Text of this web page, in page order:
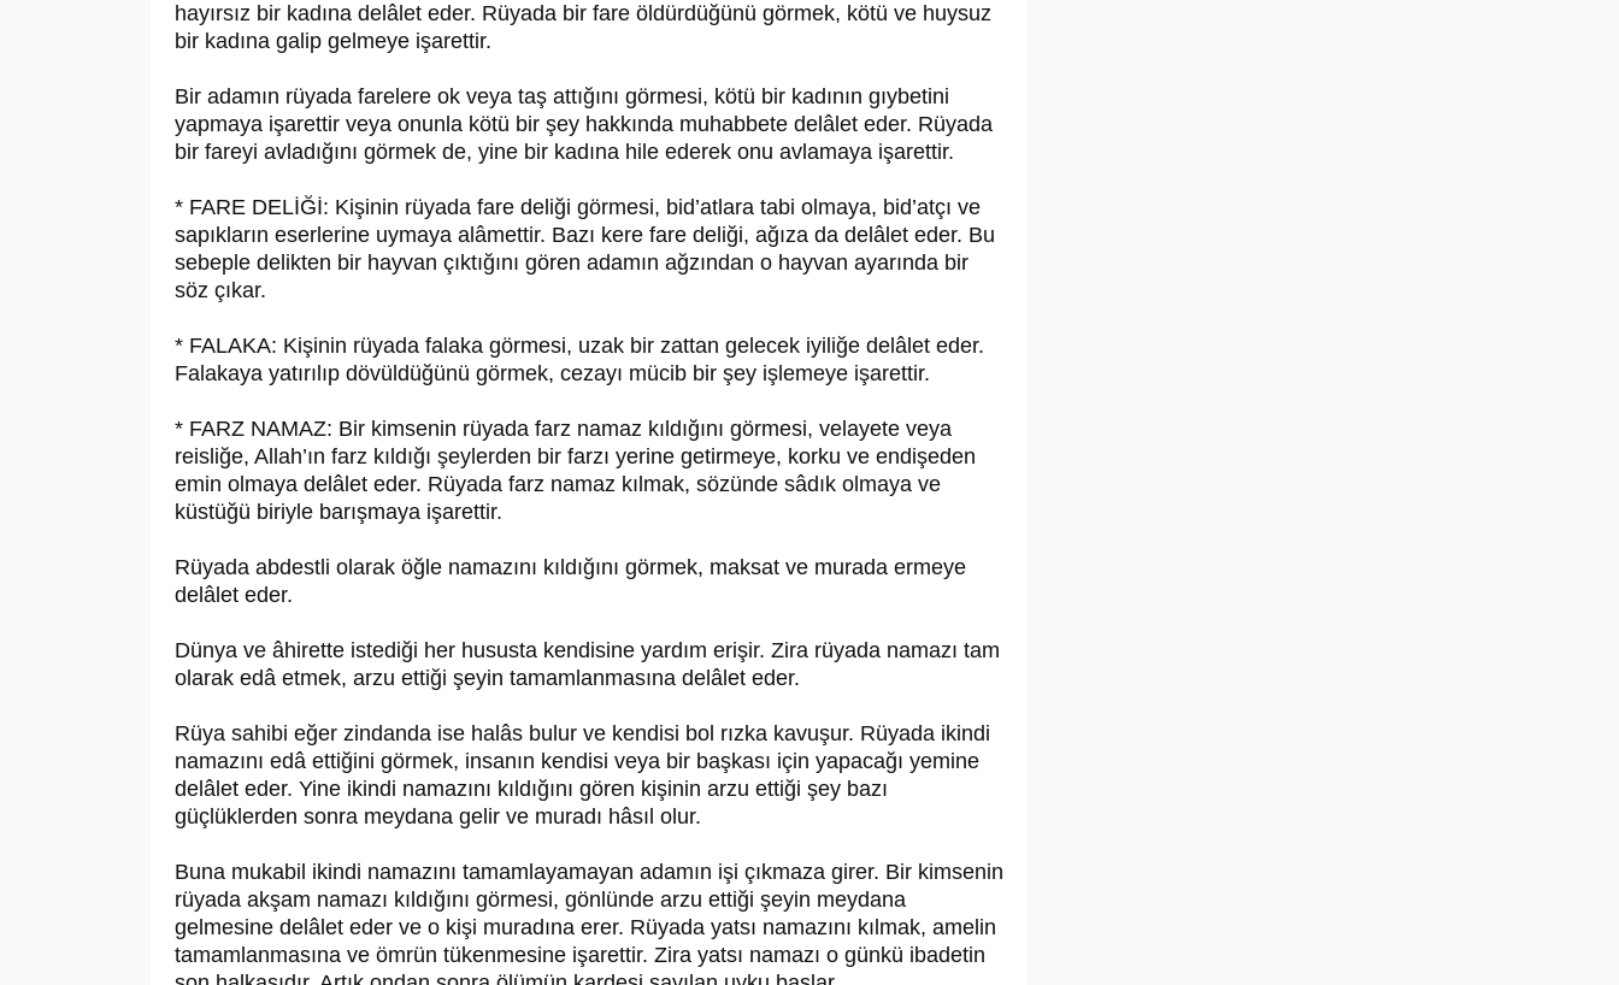
hayırsız bir kadına delâlet eder. Rüyada bir fare öldürdüğünü görmek, kötü ve huysuz
bir kadına galip gelmeye işarettir.
Bir adamın rüyada farelere ok veya taş attığını görmesi, kötü bir kadının gıybetini
yapmaya işarettir veya onunla kötü bir şey hakkında muhabbete delâlet eder. Rüyada
bir fareyi avladığını görmek de, yine bir kadına hile ederek onu avlamaya işarettir.
* FARE DELİĞİ: Kişinin rüyada fare deliği görmesi, bid’atlara tabi olmaya, bid’atçı ve
sapıkların eserlerine uymaya alâmettir. Bazı kere fare deliği, ağıza da delâlet eder. Bu
sebeple delikten bir hayvan çıktığını gören adamın ağzından o hayvan ayarında bir
söz çıkar.
* FALAKA: Kişinin rüyada falaka görmesi, uzak bir zattan gelecek iyiliğe delâlet eder.
Falakaya yatırılıp dövüldüğünü görmek, cezayı mücib bir şey işlemeye işarettir.
* FARZ NAMAZ: Bir kimsenin rüyada farz namaz kıldığını görmesi, velayete veya
reisliğe, Allah’ın farz kıldığı şeylerden bir farzı yerine getirmeye, korku ve endişeden
emin olmaya delâlet eder. Rüyada farz namaz kılmak, sözünde sâdık olmaya ve
küstüğü biriyle barışmaya işarettir.
Rüyada abdestli olarak öğle namazını kıldığını görmek, maksat ve murada ermeye
delâlet eder.
Dünya ve âhirette istediği her hususta kendisine yardım erişir. Zira rüyada namazı tam
olarak edâ etmek, arzu ettiği şeyin tamamlanmasına delâlet eder.
Rüya sahibi eğer zindanda ise halâs bulur ve kendisi bol rızka kavuşur. Rüyada ikindi
namazını edâ ettiğini görmek, insanın kendisi veya bir başkası için yapacağı yemine
delâlet eder. Yine ikindi namazını kıldığını gören kişinin arzu ettiği şey bazı
güçlüklerden sonra meydana gelir ve muradı hâsıl olur.
Buna mukabil ikindi namazını tamamlayamayan adamın işi çıkmaza girer. Bir kimsenin
rüyada akşam namazı kıldığını görmesi, gönlünde arzu ettiği şeyin meydana
gelmesine delâlet eder ve o kişi muradına erer. Rüyada yatsı namazını kılmak, amelin
tamamlanmasına ve ömrün tükenmesine işarettir. Zira yatsı namazı o günkü ibadetin